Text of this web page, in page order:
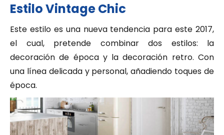
Estilo Vintage Chic
Este estilo es una nueva tendencia para este 2017,
el cual, pretende combinar dos estilos: la
decoración de época y la decoración retro. Con
una línea delicada y personal, añadiendo toques de
época.